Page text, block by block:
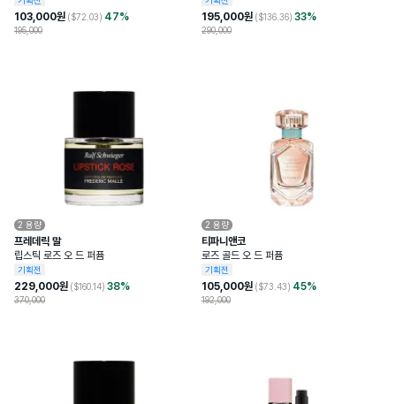
103,000원 ($72.03) 47%
195,000
195,000원 ($136.36) 33%
290,000
2 용량
프레데릭 말
립스틱 로즈 오 드 퍼퓸
기획전
229,000원 ($160.14) 38%
370,000
2 용량
티파니앤코
로즈 골드 오 드 퍼퓸
기획전
105,000원 ($73.43) 45%
192,000